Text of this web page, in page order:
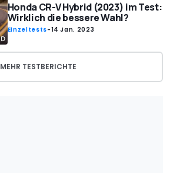
Honda CR-V Hybrid (2023) im Test:
Wirklich die bessere Wahl?
Einzeltests-14 Jan. 2023
MEHR TESTBERICHTE